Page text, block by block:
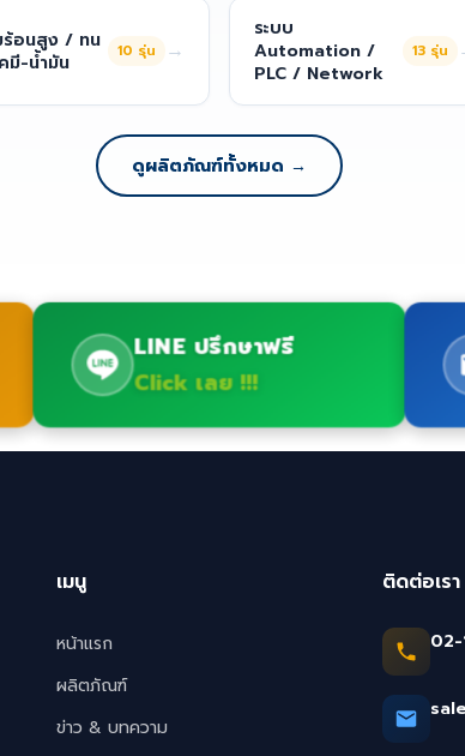
ร้อนสูง / ทน
มี-น้ำมัน
10 รุ่น →
ระบบ
Automation /
PLC / Network
13 รุ่น
ดูผลิตภัณฑ์ทั้งหมด →
LINE ปรึกษาฟรี
Click เลย !!!
เมนู
หน้าแรก
ผลิตภัณฑ์
ข่าว & บทความ
ติดต่อเรา
02-